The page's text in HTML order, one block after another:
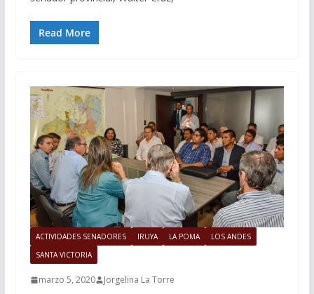
Read More
ACTIVIDADES SENADORES IRUYA LA POMA
LOS ANDES
SANTA VICTORIA
marzo 5, 2020 Jorgelina La Torre